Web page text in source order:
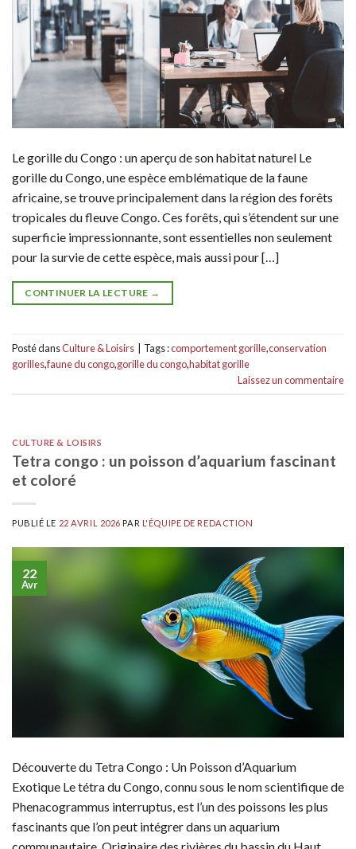
Le gorille du Congo : un aperçu de son habitat naturel Le
gorille du Congo, une espèce emblématique de la faune
africaine, se trouve principalement dans la région des forêts
tropicales du fleuve Congo. Ces forêts, qui s’étendent sur une
superficie impressionnante, sont essentielles non seulement
pour la survie de cette espèce, mais aussi pour […]
CONTINUER LA LECTURE →
Posté dansCulture & Loisirs Tags :comportement gorille,conservation
gorilles,faune du congo,gorille du congo,habitat gorille
Laissez un commentaire
CULTURE & LOISIRS
Tetra congo : un poisson d’aquarium fascinant
et coloré
PUBLIÉ LE 22 AVRIL 2026 PAR L'ÉQUIPE DE REDACTION
22
Avr
Découverte du Tetra Congo : Un Poisson d’Aquarium
Exotique Le tétra du Congo, connu sous le nom scientifique de
Phenacogrammus interruptus, est l’un des poissons les plus
fascinants que l’on peut intégrer dans un aquarium